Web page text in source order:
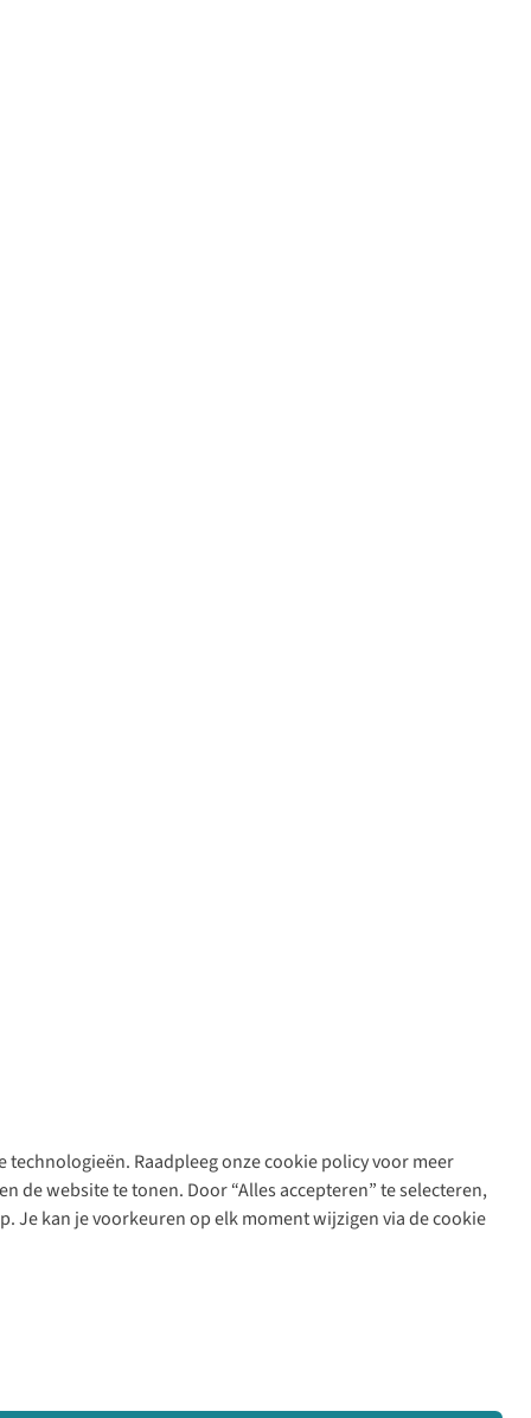
Raadpleeg onze cookie policy voor meer
website te tonen. Door “Alles accepteren” te selecteren,
Je kan je voorkeuren op elk moment wijzigen via de cookie